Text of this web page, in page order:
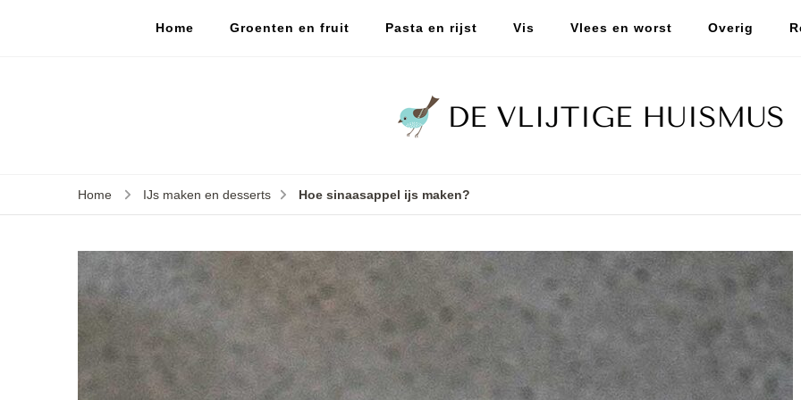
Home Groenten en fruit Pasta en rijst Vis Vlees en worst Overig
Home IJs maken en desserts Hoe sinaasappel ijs maken?